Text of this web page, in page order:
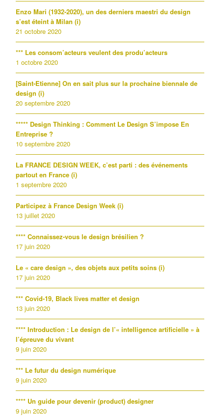
Enzo Mari (1932-2020), un des derniers maestri du design
s’est éteint à Milan (i)
21 octobre 2020
*** Les consom’acteurs veulent des produ’acteurs
1 octobre 2020
[Saint-Etienne] On en sait plus sur la prochaine biennale de
design (i)
20 septembre 2020
***** Design Thinking : Comment Le Design S’impose En
Entreprise ?
10 septembre 2020
La FRANCE DESIGN WEEK, c’est parti : des événements
partout en France (i)
1 septembre 2020
Participez à France Design Week (i)
13 juillet 2020
**** Connaissez-vous le design brésilien ?
17 juin 2020
Le « care design », des objets aux petits soins (i)
17 juin 2020
*** Covid-19, Black lives matter et design
13 juin 2020
**** Introduction : Le design de l’« intelligence artificielle » à
l’épreuve du vivant
9 juin 2020
*** Le futur du design numérique
9 juin 2020
**** Un guide pour devenir (product) designer
9 juin 2020